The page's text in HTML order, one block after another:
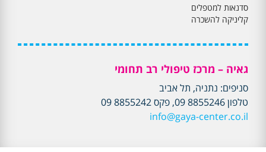
סדנאות למטפלים
קליניקה להשכרה
גאיה – מרכז טיפולי רב תחומי
סניפים: נתניה, תל אביב
טלפון 8855246 09, פקס 8855242 09
info@gaya-center.co.il